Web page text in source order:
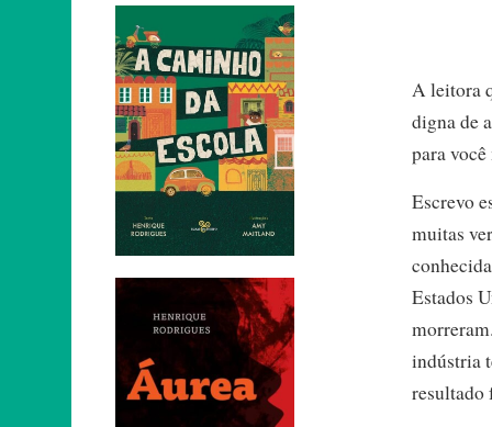
A leitora
digna de
para
Escrevo
muitas
Estados
indústria
resultado